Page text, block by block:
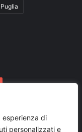
esperienza di
personalizzati e